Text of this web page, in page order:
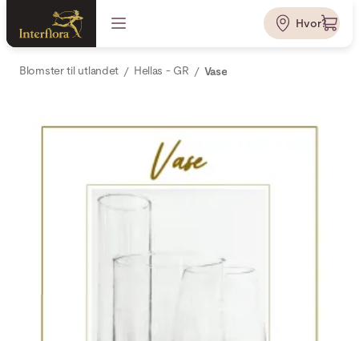
Hvor?
Blomster til utlandet Hellas - GR Vase